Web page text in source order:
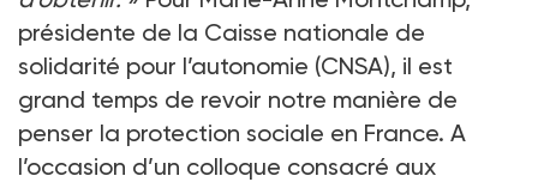
présidente de la Caisse nationale de
solidarité pour l’autonomie (CNSA), il est
grand temps de revoir notre manière de
penser la protection sociale en France. A
l’occasion d’un colloque consacré aux